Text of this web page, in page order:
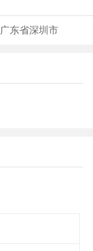
广东省深圳市